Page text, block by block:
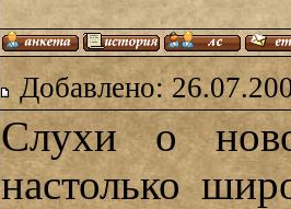
Добавлено:
Слухи о
настолько